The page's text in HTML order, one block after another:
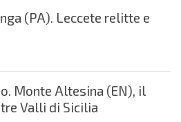
(PA). Leccete relitte e
Monte Altesina (EN), il
Valli di Sicilia